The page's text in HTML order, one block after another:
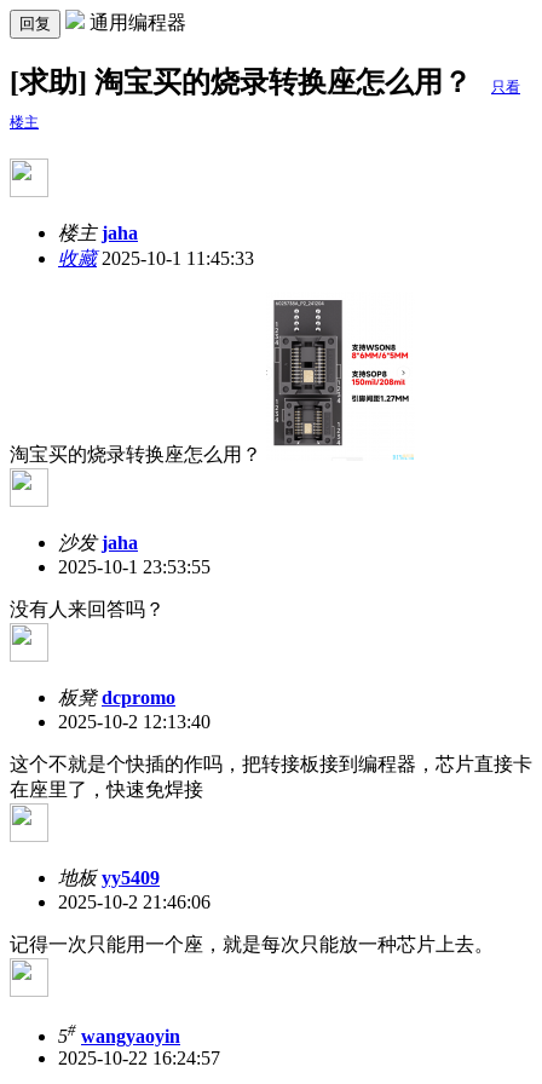
回复 通用编程器
[求助] 淘宝买的烧录转换座怎么用？ 只看
楼主
楼主 jaha
收藏2025-10-1 11:45:33
淘宝买的烧录转换座怎么用？
沙发 jaha
2025-10-1 23:53:55
没有人来回答吗？
板凳 dcpromo
2025-10-2 12:13:40
这个不就是个快插的作吗，把转接板接到编程器，芯片直接卡
在座里了，快速免焊接
地板 yy5409
2025-10-2 21:46:06
记得一次只能用一个座，就是每次只能放一种芯片上去。
5# wangyaoyin
2025-10-22 16:24:57